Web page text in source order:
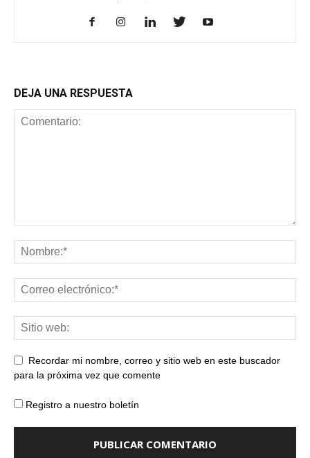
DEJA UNA RESPUESTA
Recordar mi nombre, correo y sitio web en este buscador
para la próxima vez que comente
Registro a nuestro boletín